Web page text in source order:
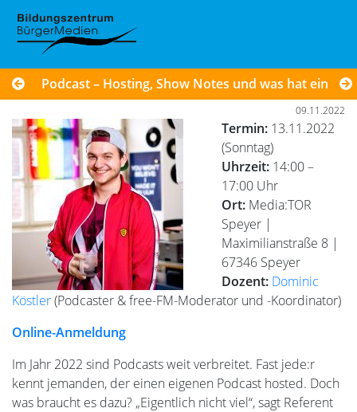
Podcast – Hosting, Show Notes und was hat ein
09.11.2022
Termin: 13.11.2022
(Sonntag)
Uhrzeit: 14:00 –
17:00 Uhr
Ort: Media:TOR
Speyer |
Maximilianstraße 8 |
67346 Speyer
Dozent: Dominic
Köstler(Podcaster & free-FM-Moderator und -Koordinator)
Online-Anmeldung
Im Jahr 2022 sind Podcasts weit verbreitet. Fast jede:r
kennt jemanden, der einen eigenen Podcast hosted. Doch
was braucht es dazu? „Eigentlich nicht viel“, sagt Referent